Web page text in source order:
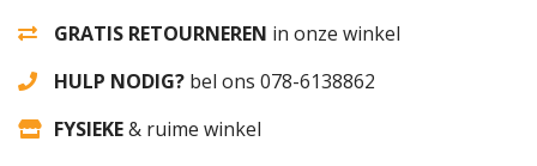
GRATIS RETOURNEREN in onze winkel
HULP NODIG? bel ons 078-6138862
FYSIEKE& ruime winkel